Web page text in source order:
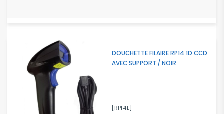
DOUCHETTE FILAIRE RP14 1D CCD
AVEC SUPPORT / NOIR
[RP14L]